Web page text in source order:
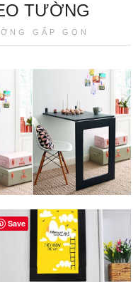
TƯỜNG
GẤP GỌN
Save